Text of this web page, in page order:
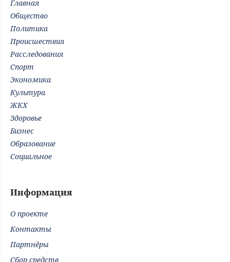
Главная
Общество
Политика
Происшествия
Расследования
Спорт
Экономика
Культура
ЖКХ
Здоровье
Бизнес
Образование
Социальное
Информация
О проекте
Контакты
Партнёры
Сбор средств